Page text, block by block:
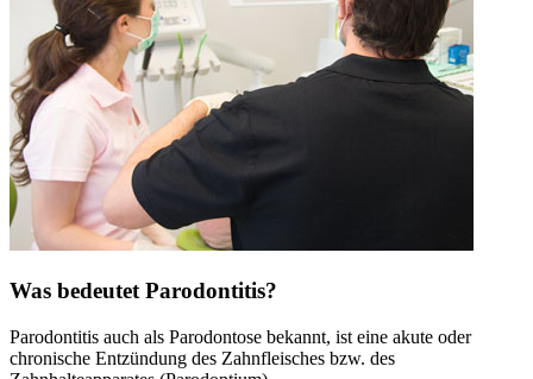
Was bedeutet Parodontitis?
Parodontitis auch als Parodontose bekannt, ist eine akute oder
chronische Entzündung des Zahnfleisches bzw. des